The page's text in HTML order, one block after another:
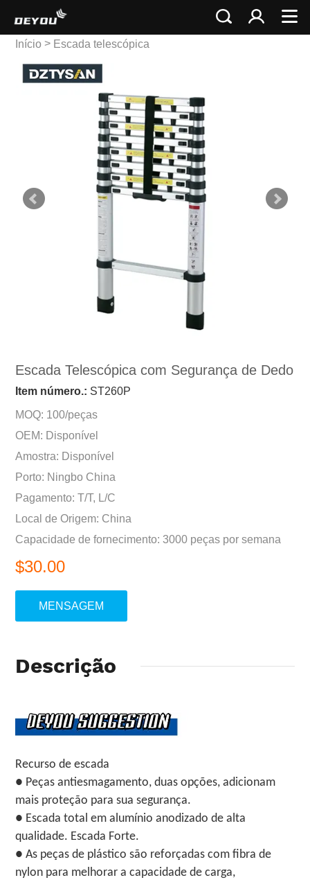
Início > Escada telescópica
>Escada Telescópica
Única
Escada Telescópica com Segurança de Dedo
Item número.: ST260P
MOQ: 100/peças
OEM: Disponível
Amostra: Disponível
Porto: Ningbo China
Pagamento: T/T, L/C
Local de Origem: China
Capacidade de fornecimento: 3000 peças por semana
$30.00
MENSAGEM
Descrição
Recurso de escada
● Peças antiesmagamento, duas opções, adicionam
mais proteção para sua segurança.
● Escada total em alumínio anodizado de alta
qualidade. Escada Forte.
● As peças de plástico são reforçadas com fibra de
nylon para melhorar a capacidade de carga,